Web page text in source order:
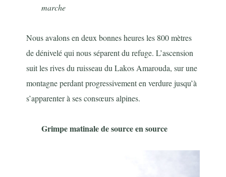
marche
Nous avalons en deux bonnes heures les 800 mètres
de dénivelé qui nous séparent du refuge. L’ascension
suit les rives du ruisseau du Lakos Amarouda, sur une
montagne perdant progressivement en verdure jusqu’à
s’apparenter à ses consœurs alpines.
Grimpe matinale de source en source